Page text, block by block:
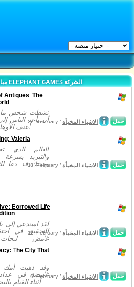
مباريات من قبل ELEPHANT GAMES الشركة
Antiques: The
نشطت شخص ما
أن يأخذ الناس
أعنف الأوهام. عندما يبدأ...
حمل 27, February / الاشياء المخبأة
Valeria
العالم الذي
والتبريد
وجدتك قد دعا
حمل 18, February / الاشياء المخبأة
Borrowed Life
لقد استدعي إلى
غامض لنحات
حمل 12, February / الاشياء المخبأة
The City That
وقد ذهبت
غامضة في عداد
أثناء القيام بالبحث عن كتابها...
حمل 6, February / الاشياء المخبأة